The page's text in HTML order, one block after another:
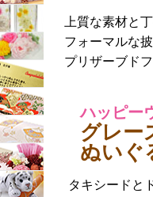
上質な素材と
フォーマルな
プリザーブド
ハッピー
グレー
ぬいぐ
タキシードと